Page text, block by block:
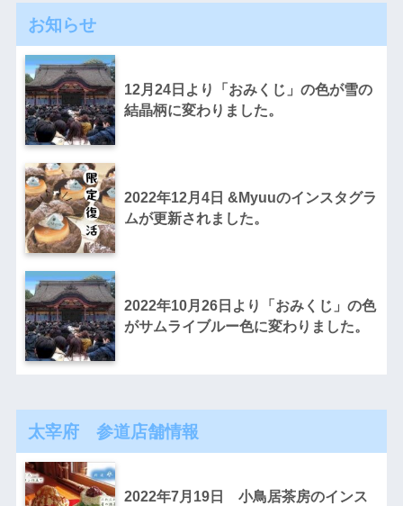
お知らせ
12月24日より「おみくじ」の色が雪の
結晶柄に変わりました。
2022年12月4日 &Myuuのインスタグラ
ムが更新されました。
2022年10月26日より「おみくじ」の色
がサムライブルー色に変わりました。
太宰府 参道店舗情報
2022年7月19日 小鳥居茶房のインス